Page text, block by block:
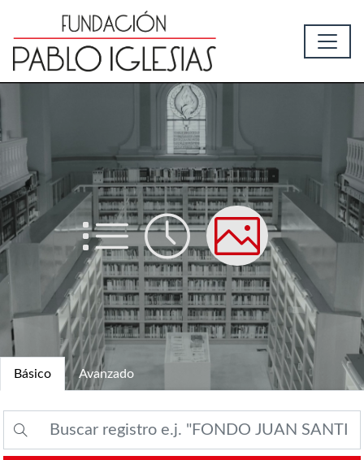
List Time Picture
Básico Avanzado